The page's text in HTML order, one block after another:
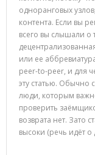
одноранговых
контента. Если вы
всего вы слышали о
или ее
peer-to-peer, и для
эту статью. Обычно
люди, которым
проверить
возврата нет. Зато
высоки (речь идёт о